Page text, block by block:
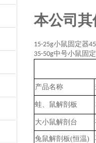
本公司
15-25g小鼠固定器45
35-50g中号小鼠固
产品名称
蛙、鼠解剖板
大小鼠解剖台
兔鼠解剖板(恒温)